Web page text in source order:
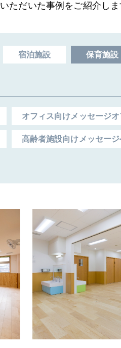
ただいた事例をご紹介しま
宿泊施設 保育施設
オフィス向けメッセージオ
高齢者施設向けメッセー